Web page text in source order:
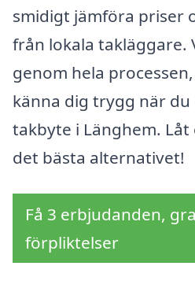
smidigt jämföra priser
från lokala takläggare.
genom hela
känna dig trygg när
takbyte i Länghem.
det bästa alternativet!
Få 3 erbjudanden,
förpliktelser